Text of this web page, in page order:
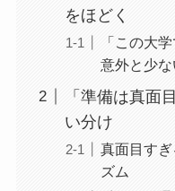
をほどく
「この大
意外と少な
「準備は真面
い分け
真面目す
ズム